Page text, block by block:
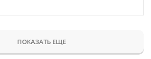
ПОКАЗАТЬ ЕЩЕ